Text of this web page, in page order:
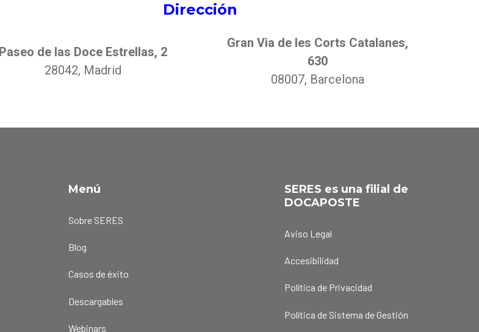
Dirección
Paseo de las Doce Estrellas, 2
28042, Madrid
Gran Via de les Corts Catalanes,
630
08007, Barcelona
Menú
Sobre SERES
Blog
Casos de éxito
Descargables
Webinars
SERES es una filial de
DOCAPOSTE
Aviso Legal
Accesibilidad
Política de Privacidad
Política de Sistema de Gestión